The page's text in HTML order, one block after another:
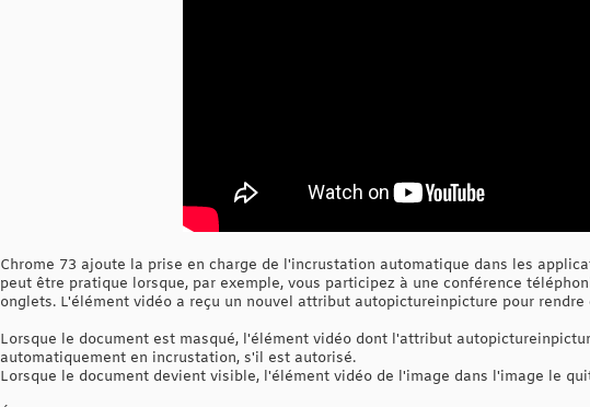
Chrome 73 ajoute la prise en charge de l'incrustation automatique dans les
peut être pratique lorsque, par exemple, vous participez à une conférence
onglets. L'élément vidéo a reçu un nouvel attribut autopictureinpicture pour
Lorsque le document est masqué, l'élément vidéo dont l'attribut
automatiquement en incrustation, s'il est autorisé.
Lorsque le document devient visible, l'élément vidéo de l'image dans l'image le